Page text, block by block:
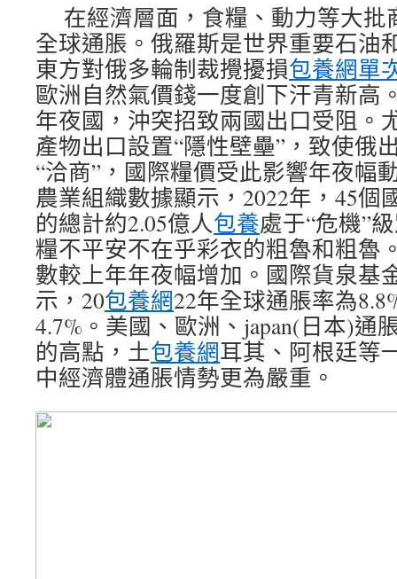
在經濟層面，食糧、動力等大
全球通脹。俄羅斯是世界重要石油
東方對俄多輪制裁攪擾損包養網單
歐洲自然氣價錢一度創下汗青新高
年夜國，沖突招致兩國出口受阻。
產物出口設置“隱性壁壘”，致使俄
“洽商”，國際糧價受此影響年夜幅
農業組織數據顯示，2022年，45個
的總計約2.05億人包養處于“危機”
糧不平安不在乎彩衣的粗魯和粗魯
數較上年年夜幅增加。國際貨泉基
示，20包養網22年全球通脹率為
4.7%。美國、歐洲、japan(日本)通
的高點，土包養網耳其、阿根廷等
中經濟體通脹情勢更為嚴重。